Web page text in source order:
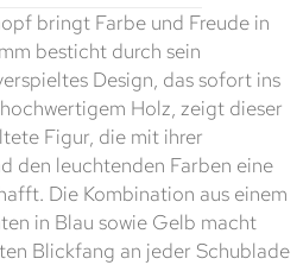
bringt Farbe und Freude in
besticht durch sein
Design, das sofort ins
Holz, zeigt dieser
Figur, die mit ihrer
den leuchtenden Farben eine
Die Kombination aus einem
in Blau sowie Gelb macht
Blickfang an jeder Schublade